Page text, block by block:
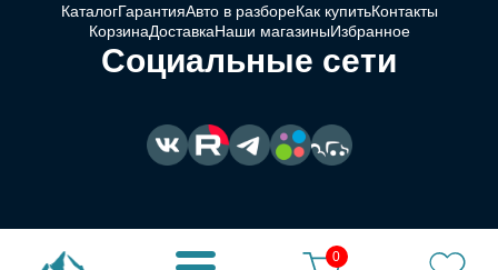
0
КаталогГарантияАвто в разбореКак купитьКонтакты
КорзинаДоставкаНаши магазиныИзбранное
Социальные сети